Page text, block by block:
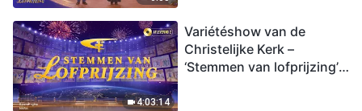
4:03:14
Variétéshow van de
Christelijke Kerk –
‘Stemmen van lofprijzing’,